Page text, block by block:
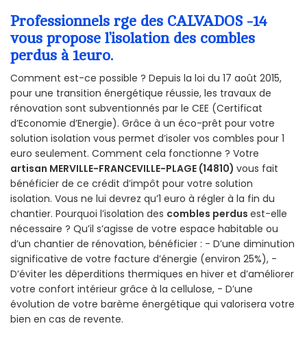
Professionnels rge des CALVADOS -14
vous propose l’isolation des combles
perdus à 1euro.
Comment est-ce possible ? Depuis la loi du 17 août 2015,
pour une transition énergétique réussie, les travaux de
rénovation sont subventionnés par le CEE (Certificat
d’Economie d’Energie). Grâce à un éco-prêt pour votre
solution isolation vous permet d’isoler vos combles pour 1
euro seulement. Comment cela fonctionne ? Votre
artisan MERVILLE-FRANCEVILLE-PLAGE (14810) vous fait
bénéficier de ce crédit d’impôt pour votre solution
isolation. Vous ne lui devrez qu’1 euro à régler à la fin du
chantier. Pourquoi l’isolation des combles perdus est-elle
nécessaire ? Qu’il s’agisse de votre espace habitable ou
d’un chantier de rénovation, bénéficier : - D’une diminution
significative de votre facture d’énergie (environ 25%), -
D’éviter les déperditions thermiques en hiver et d’améliorer
votre confort intérieur grâce à la cellulose, - D’une
évolution de votre barème énergétique qui valorisera votre
bien en cas de revente.